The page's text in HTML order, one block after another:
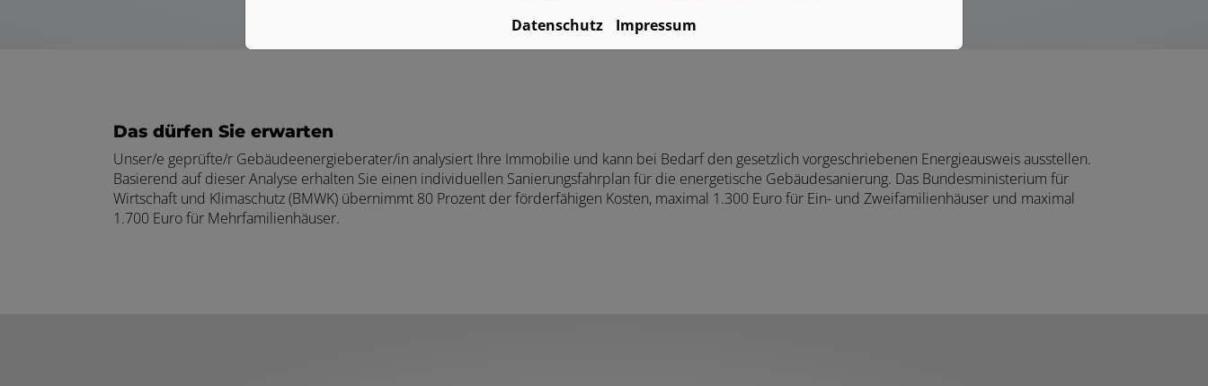
Das dürfen Sie erwarten
Unser/e geprüfte/r Gebäudeenergieberater/in analysiert Ihre Immobilie und kann bei Bedarf den gesetzlich vorgeschriebenen Energieausweis ausstellen.
Basierend auf dieser Analyse erhalten Sie einen individuellen Sanierungsfahrplan für die energetische Gebäudesanierung. Das Bundesministerium für
Wirtschaft und Klimaschutz (BMWK) übernimmt 80 Prozent der förderfähigen Kosten, maximal 1.300 Euro für Ein- und Zweifamilienhäuser und maximal
1.700 Euro für Mehrfamilienhäuser.
Datenschutz Impressum